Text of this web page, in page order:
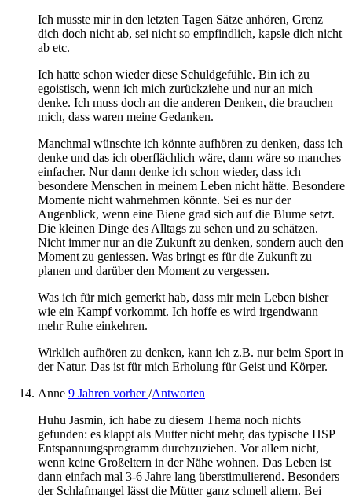
Ich musste mir in den letzten Tagen Sätze anhören, Grenz
dich doch nicht ab, sei nicht so empfindlich, kapsle dich nicht
ab etc.
Ich hatte schon wieder diese Schuldgefühle. Bin ich zu
egoistisch, wenn ich mich zurückziehe und nur an mich
denke. Ich muss doch an die anderen Denken, die brauchen
mich, dass waren meine Gedanken.
Manchmal wünschte ich könnte aufhören zu denken, dass ich
denke und das ich oberflächlich wäre, dann wäre so manches
einfacher. Nur dann denke ich schon wieder, dass ich
besondere Menschen in meinem Leben nicht hätte. Besondere
Momente nicht wahrnehmen könnte. Sei es nur der
Augenblick, wenn eine Biene grad sich auf die Blume setzt.
Die kleinen Dinge des Alltags zu sehen und zu schätzen.
Nicht immer nur an die Zukunft zu denken, sondern auch den
Moment zu geniessen. Was bringt es für die Zukunft zu
planen und darüber den Moment zu vergessen.
Was ich für mich gemerkt hab, dass mir mein Leben bisher
wie ein Kampf vorkommt. Ich hoffe es wird irgendwann
mehr Ruhe einkehren.
Wirklich aufhören zu denken, kann ich z.B. nur beim Sport in
der Natur. Das ist für mich Erholung für Geist und Körper.
Anne 9 Jahren vorher/Antworten
Huhu Jasmin, ich habe zu diesem Thema noch nichts
gefunden: es klappt als Mutter nicht mehr, das typische HSP
Entspannungsprogramm durchzuziehen. Vor allem nicht,
wenn keine Großeltern in der Nähe wohnen. Das Leben ist
dann einfach mal 3-6 Jahre lang überstimulierend. Besonders
der Schlafmangel lässt die Mütter ganz schnell altern. Bei